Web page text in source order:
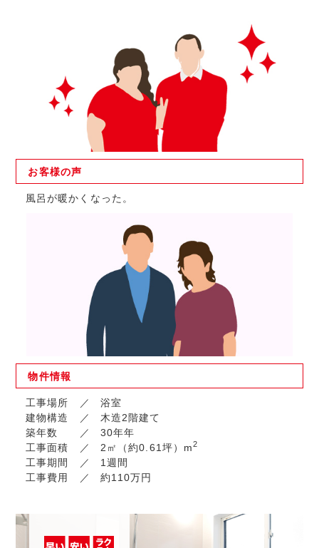
お客様の声
風呂が暖かくなった。
物件情報
工事場所
浴室
建物構造
木造2階建て
築年数
30年年
工事面積
2㎡（約0.61坪）m2
工事期間
1週間
工事費用
約110万円